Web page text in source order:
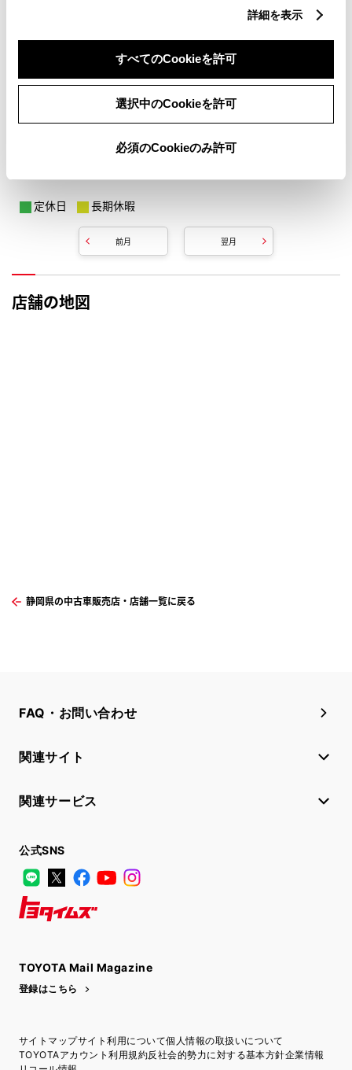
詳細を表示
すべてのCookieを許可
選択中のCookieを許可
必須のCookieのみ許可
定休日 長期休暇
前月 翌月
店舗の地図
静岡県の中古車販売店・店舗一覧に戻る
FAQ・お問い合わせ
関連サイト
関連サービス
公式SNS
LINE
X FacebookYouTube
TOYOTA Mail Magazine
登録はこちら
サイトマップサイト利用について個人情報の取扱いについて
TOYOTAアカウント利用規約反社会的勢力に対する基本方針企業情報